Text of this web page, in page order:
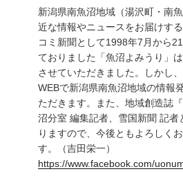
新潟県南魚沼地域（湯沢町・南
近な情報やニュースをお届けす
コミ新聞として1998年7月から
ておりました「魚沼よみうり」
させていただきました。しかし
WEBで新潟県南魚沼地域の情報
ただきます。また、地域創造誌
沼分室 編集記者、雪国新聞 記者
りますので、今後ともよろしく
す。（吉田栄一）
https://www.facebook.com/